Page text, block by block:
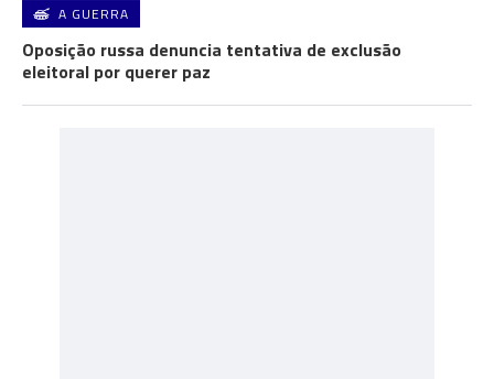
A GUERRA
Oposição russa denuncia tentativa de exclusão
eleitoral por querer paz